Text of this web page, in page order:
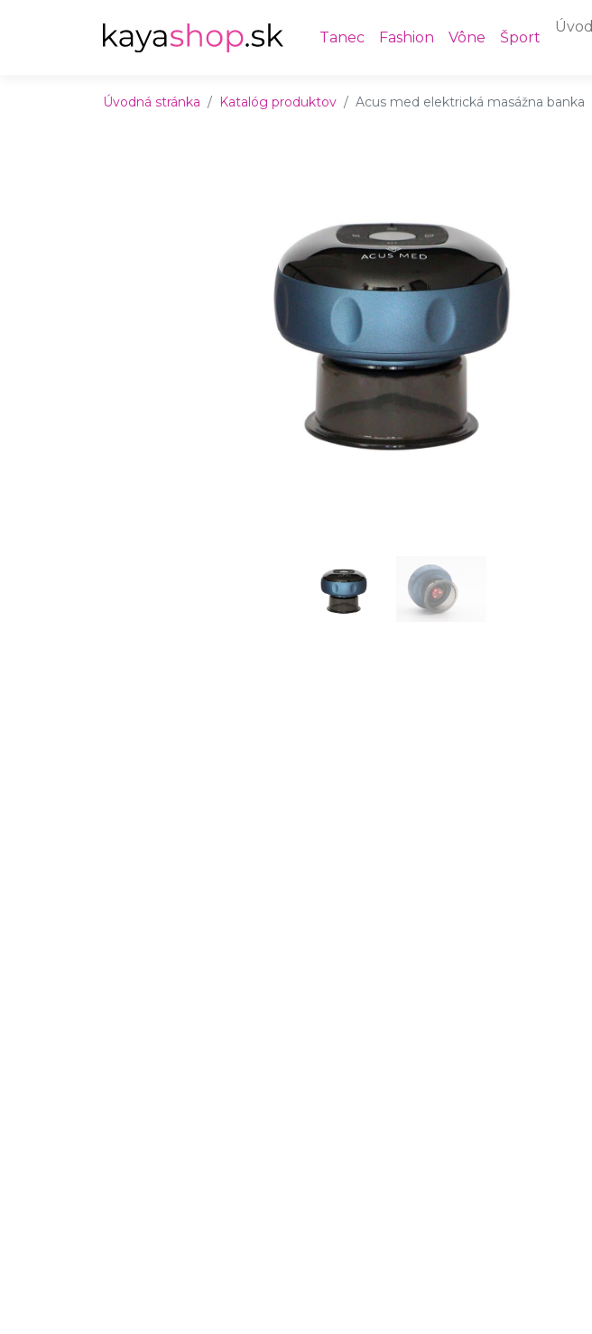
Tanec
Fashion Vône Šport
Úvod
Úvodná stránka Katalóg produktov Acus med elektrická masážna banka